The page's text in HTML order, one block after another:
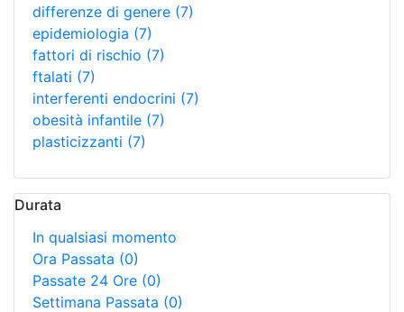
differenze di genere (7)
epidemiologia (7)
fattori di rischio (7)
ftalati (7)
interferenti endocrini (7)
obesità infantile (7)
plasticizzanti (7)
Durata
In qualsiasi momento
Ora Passata (0)
Passate 24 Ore (0)
Settimana Passata (0)